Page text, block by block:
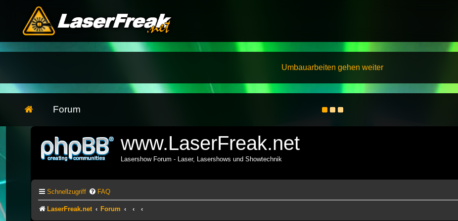
Umbauarbeiten gehen weiter
Forum
www.LaserFreak.net
Lasershow Forum - Laser, Lasershows und Showtechnik
Schnellzugriff FAQ
LaserFreak.net Forum